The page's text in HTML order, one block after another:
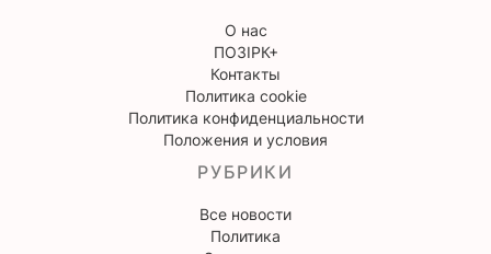
О нас
ПОЗІРК+
Контакты
Политика cookie
Политика конфиденциальности
Положения и условия
РУБРИКИ
Все новости
Политика